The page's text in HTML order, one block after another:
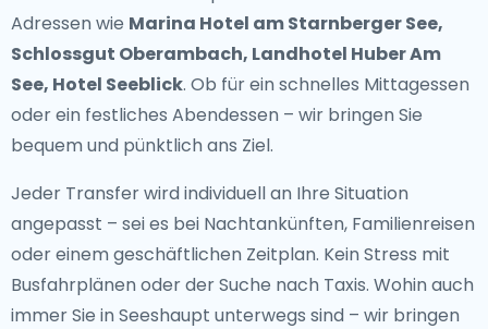
Adressen wie Marina Hotel am Starnberger See,
Schlossgut Oberambach, Landhotel Huber Am
See, Hotel Seeblick. Ob für ein schnelles Mittagessen
oder ein festliches Abendessen – wir bringen Sie
bequem und pünktlich ans Ziel.
Jeder Transfer wird individuell an Ihre Situation
angepasst – sei es bei Nachtankünften, Familienreisen
oder einem geschäftlichen Zeitplan. Kein Stress mit
Busfahrplänen oder der Suche nach Taxis. Wohin auch
immer Sie in Seeshaupt unterwegs sind – wir bringen